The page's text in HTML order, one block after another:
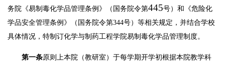
务院《易制毒化学品管理条例》（国务院令第445号）和《危险化
学品安全管理条例》（国务院令第344号）等相关规定，并结合学校
具体情况，特制订化学与制药工程学院易制毒化学品管理制度。
第一条原则上本 院 （教研室）于每学期开学初根据本 院教学科